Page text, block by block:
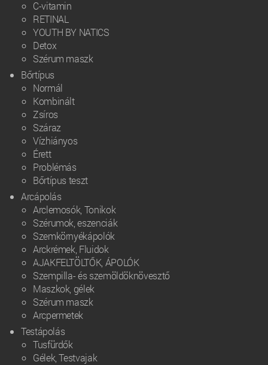
C-vitamin
RETINAL
YOUTH BY NATICS
Detox
Szérum maszk
Bőrtípus
Normál
Kombinált
Zsíros
Száraz
Vízhiányos
Érett
Problémás
Bőrtípus teszt
Arcápolás
Arclemosók, Tonikok
Szérumok, eszenciák
Szemkörnyékápolók
Arckrémek, Fluidok
AJAKFELTÖLTŐK, ÁPOLÓK
Szempilla- és szemöldöknövesztő
Maszkok, gélek
Szérum maszk
Arcpermetek
Testápolás
Tusfürdők
Gélek, Testvajak